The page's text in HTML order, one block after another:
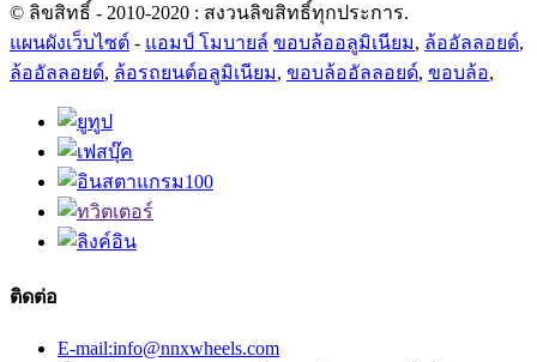
© ลิขสิทธิ์ - 2010-2020 : สงวนลิขสิทธิ์ทุกประการ.
แผนผังเว็บไซต์ - แอมป์ โมบายล์ ขอบล้ออลูมิเนียม, ล้ออัลลอยด์,
ล้ออัลลอยด์, ล้อรถยนต์อลูมิเนียม, ขอบล้ออัลลอยด์, ขอบล้อ,
ติดต่อ
E-mail:info@nnxwheels.com